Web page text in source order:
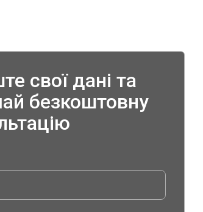
свої дані та
безкоштовну